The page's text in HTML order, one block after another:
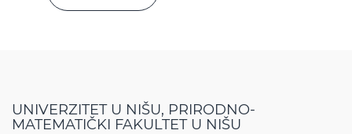
UNIVERZITET U NIŠU, PRIRODNO-
MATEMATIČKI FAKULTET U NIŠU